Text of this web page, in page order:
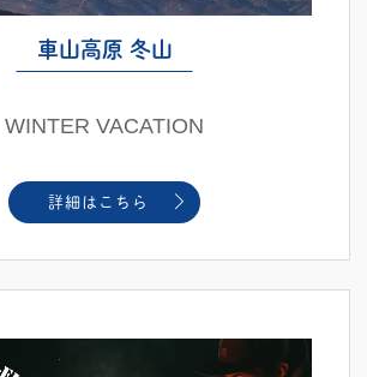
車山高原 冬山
WINTER VACATION
詳細はこちら